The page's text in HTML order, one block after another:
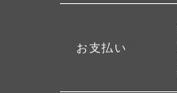
お支払い